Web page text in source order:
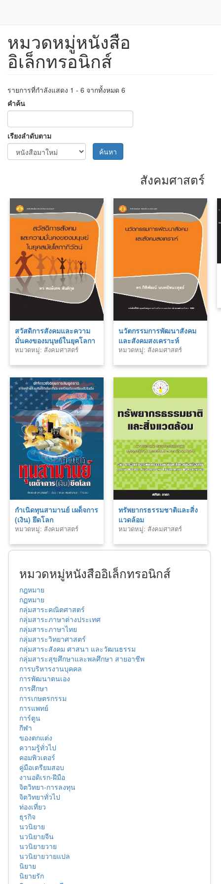
ข้าม
เนื้อหา
หมวดหมู่หนังสือ
อิเล็กทรอนิกส์
รายการที่กำลังแสดง 1 - 6 จากทั้งหมด 6
คำค้น
เรียงลำดับตาม
ค้นหา
สังคมศาสตร์
สวัสดิการสังคมและความ
มั่นคงของมนุษย์ในยุคโลกา
ภิวัตน์
หมวดหมู่: สังคมศาสตร์
นวัตกรรมการพัฒนาสังคม
และสังคมสงเคราะห์
หมวดหมู่: สังคมศาสตร์
กำเนิดทุนสามานย์ เผด็จการ
(เงิน) ยึดโลก
หมวดหมู่: สังคมศาสตร์
ทรัพยากรธรรมชาติและสิ่ง
แวดล้อม
หมวดหมู่: สังคมศาสตร์
หมวดหมู่หนังสืออิเล็กทรอนิกส์
กฎหมาย
กฏหมาย
กลุ่มสาระคณิตศาสตร์
กลุ่มสาระภาษาต่างประเทศ
กลุ่มสาระภาษาไทย
กลุ่มสาระวิทยาศาสตร์
กลุ่มสาระสังคม ศาสนา และวัฒนธรรม
กลุ่มสาระสุขศึกษาและพลศึกษา สายอาชีพ
การบริหารงานบุคคล
การพัฒนาตนเอง
การศึกษา
การเกษตรกรรม
การแพทย์
การ์ตูน
กีฬา
ของตกแต่ง
ความรู้ทั่วไป
คอมพิวเตอร์
คู่มือเตรียมสอบ
งานอดิเรก-ฝีมือ
จิตวิทยา-การลงทุน
จิตวิทยาทั่วไป
ท่องเที่ยว
ธุรกิจ
นวนิยาย
นวนิยายจีน
นวนิยายวาย
นวนิยายวายแปล
นิยาย
นิยายรัก